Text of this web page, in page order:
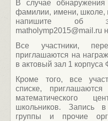
В случае
фамилии, имени, школе,
напишите об
matholymp2015@mail.ru
Все участники,
приглашаются на
в актовый зал 1
Кроме того, все
списке,
математического
школьников. Запись
группы и прочие